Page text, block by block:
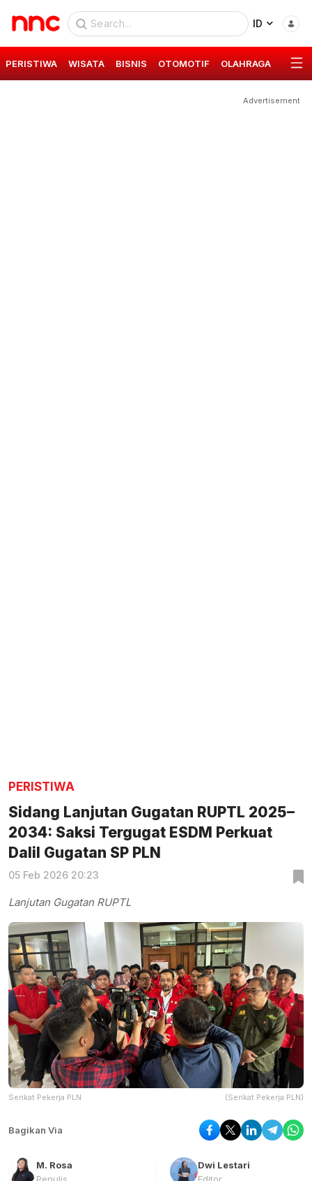
ID
PERISTIWA WISATA BISNIS OTOMOTIF OLAHRAGA GAYA
Advertisement
PERISTIWA
Sidang Lanjutan Gugatan RUPTL 2025–
2034: Saksi Tergugat ESDM Perkuat
Dalil Gugatan SP PLN
05 Feb 2026 20:23
Lanjutan Gugatan RUPTL
Serikat Pekerja PLN (Serikat Pekerja PLN)
Bagikan Via
M. Rosa
Dwi Lestari